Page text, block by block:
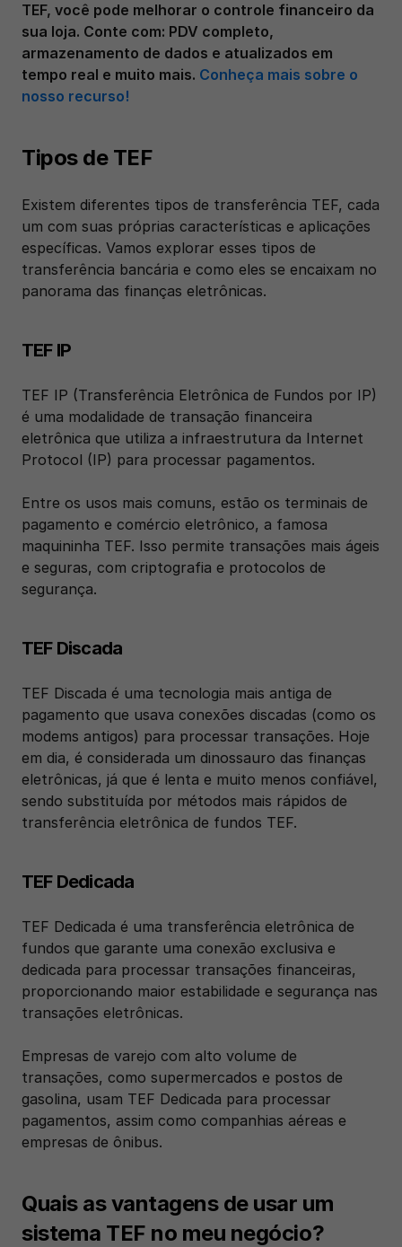
TEF, você pode melhorar o controle financeiro da
sua loja. Conte com: PDV completo,
armazenamento de dados e atualizados em
tempo real e muito mais. Conheça mais sobre o
nosso recurso!
Tipos de TEF
Existem diferentes tipos de transferência TEF, cada
um com suas próprias características e aplicações
específicas. Vamos explorar esses tipos de
transferência bancária e como eles se encaixam no
panorama das finanças eletrônicas.
TEF IP
TEF IP (Transferência Eletrônica de Fundos por IP)
é uma modalidade de transação financeira
eletrônica que utiliza a infraestrutura da Internet
Protocol (IP) para processar pagamentos.
Entre os usos mais comuns, estão os terminais de
pagamento e comércio eletrônico, a famosa
maquininha TEF. Isso permite transações mais ágeis
e seguras, com criptografia e protocolos de
segurança.
TEF Discada
TEF Discada é uma tecnologia mais antiga de
pagamento que usava conexões discadas (como os
modems antigos) para processar transações. Hoje
em dia, é considerada um dinossauro das finanças
eletrônicas, já que é lenta e muito menos confiável,
sendo substituída por métodos mais rápidos de
transferência eletrônica de fundos TEF.
TEF Dedicada
TEF Dedicada é uma transferência eletrônica de
fundos que garante uma conexão exclusiva e
dedicada para processar transações financeiras,
proporcionando maior estabilidade e segurança nas
transações eletrônicas.
Empresas de varejo com alto volume de
transações, como supermercados e postos de
gasolina, usam TEF Dedicada para processar
pagamentos, assim como companhias aéreas e
empresas de ônibus.
Quais as vantagens de usar um
sistema TEF no meu negócio?